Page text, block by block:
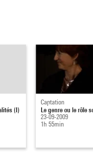
(I)
Captation
Le genre ou le rôle
23-09-2009
1h 55min